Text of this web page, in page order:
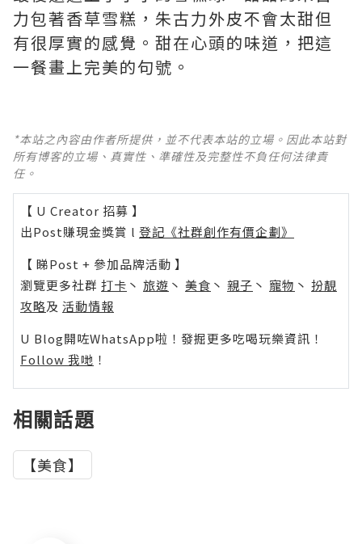
力包著香草雪糕，朱古力外皮不會太甜但
有很厚實的感覺。甜在心頭的味­道，把這
一餐畫上完美的句號。
*本站之內容由作者所提供，並不代表本站的立場。因此本站對
所有博客的立場、真實性、準確性及完整性不負任何法律責
任。
【 U Creator 招募 】
出Post賺現金獎賞 l 登記《社群創作有價企劃》
【 睇Post + 參加品牌活動 】
瀏覽更多社群 打卡 丶 旅遊 丶 美食 丶 親子 丶 寵物 丶 扮靚
攻略及 活動情報
U Blog開咗WhatsApp啦！發掘更多吃喝玩樂資訊！
Follow 我哋 ！
相關話題
【美食】